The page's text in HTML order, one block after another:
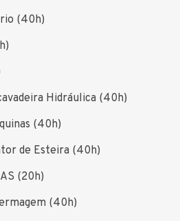
(40h)
Hidráulica (40h)
(40h)
de Esteira (40h)
(20h)
(40h)